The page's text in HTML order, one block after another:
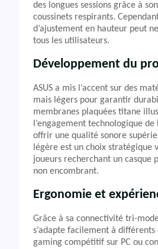
des longues sessions grâce à
coussinets respirants.
d’ajustement en hauteur peut
tous les utilisateurs.
Développement du
ASUS a mis l’accent sur des
mais légers pour garantir
membranes plaquées titane
l’engagement technologique
offrir une qualité sonore
légère est un choix stratégique
joueurs recherchant un casque
non encombrant.
Ergonomie et
Grâce à sa connectivité tri-
s’adapte facilement à
gaming compétitif sur PC ou